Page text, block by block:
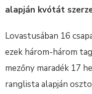
alapján kvótát
Lovastusában 16
ezek három-három
mezőny maradék 17
ranglista alapján